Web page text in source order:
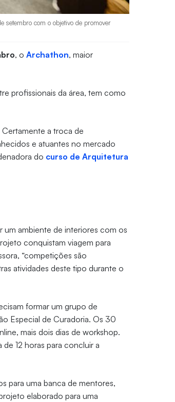
com o objetivo de promover
, oArchathon, maior
profissionais da área, tem como
a troca de
e atuantes no mercado
do curso de Arquitetura
ambiente de interiores com os
conquistam viagem para
“competições são
atividades deste tipo durante o
formar um grupo de
Especial de Curadoria. Os 30
mais dois dias de workshop.
12 horas para concluir a
para uma banca de mentores,
elaborado para uma